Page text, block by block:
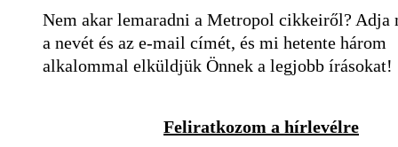
Nem akar lemaradni a Metropol cikkeiről? Adja
a nevét és az e-mail címét, és mi hetente három
alkalommal elküldjük Önnek a legjobb írásokat!
Feliratkozom a hírlevélre